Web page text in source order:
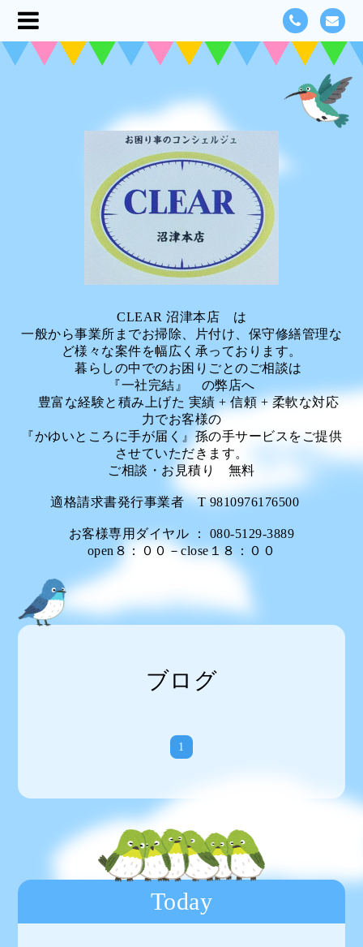
CLEAR 沼津本店 は
一般から事業所までお掃除、片付け、保守修繕管理な
ど様々な案件を幅広く承っております。
暮らしの中でのお困りごとのご相談は
『一社完結』 の弊店へ
豊富な経験と積み上げた 実績 + 信頼 + 柔軟な対応
力でお客様の
『かゆいところに手が届く』孫の手サービスをご提供
させていただきます。
ご相談・お見積り 無料
適格請求書発行事業者 T 9810976176500
お客様専用ダイヤル ： 080-5129-3889
open８：００－close１８：００
ブログ
1
Today